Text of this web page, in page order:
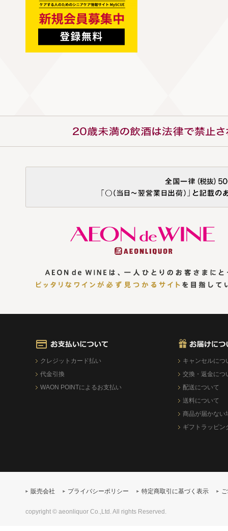
クレジットカード払い
代金引換
WAON POINTによるお支払い
キャンセルにつ
交換・返金につ
配送について
送料について
商品が届かない
ギフトラッピン
販売会社 プライバシーポリシー 特定商取引に基づく表示
copyright © aeonliquor Co.,Ltd. All rights Reserved.